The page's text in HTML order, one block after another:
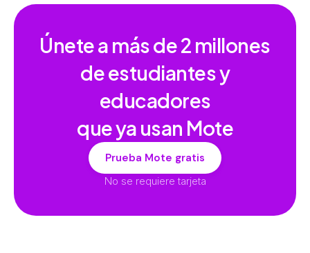
Únete a más de2 millones
de estudiantes y
educadores
que ya usan Mote
Prueba Mote gratis
No se requiere tarjeta